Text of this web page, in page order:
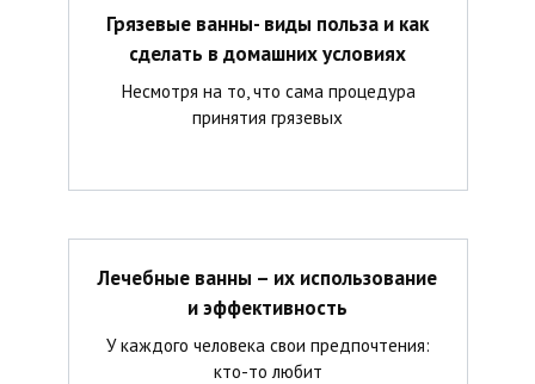
Грязевые ванны- виды польза и как
сделать в домашних условиях
Несмотря на то, что сама процедура
принятия грязевых
Лечебные ванны – их использование
и эффективность
У каждого человека свои предпочтения:
кто-то любит